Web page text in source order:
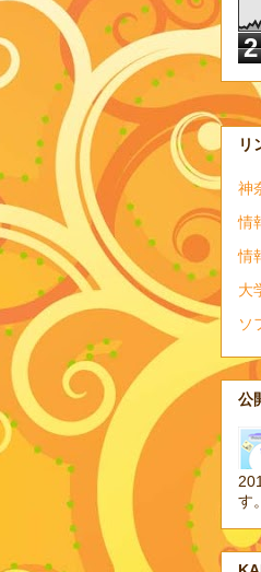
2
リ
神
情
情
大
ソ
公
す。